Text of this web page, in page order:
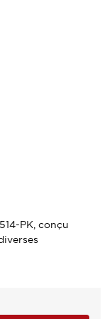
PK, conçu